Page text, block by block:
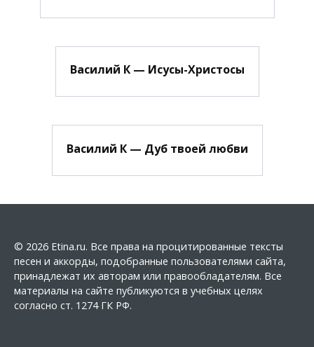
Василий К — Исусы-Христосы
Василий К — Дуб твоей любви
© 2026 Etina.ru. Все права на процитированные тексты
песен и аккорды, подобранные пользователями сайта,
принадлежат их авторам или правообладателям. Все
материалы на сайте публикуются в учебных целях
согласно ст. 1274 ГК РФ.